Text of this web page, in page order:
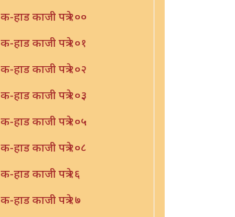
क-हाड काजी पत्रे १००
क-हाड काजी पत्रे १०१
क-हाड काजी पत्रे १०२
क-हाड काजी पत्रे १०३
क-हाड काजी पत्रे १०५
क-हाड काजी पत्रे १०८
क-हाड काजी पत्रे १६
क-हाड काजी पत्रे १७